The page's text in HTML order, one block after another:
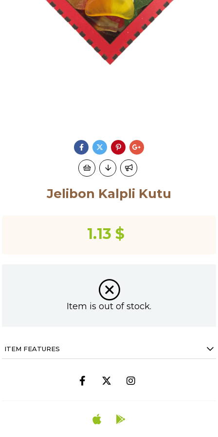
Jelibon Kalpli Kutu
1.13 $
Item is out of stock.
ITEM FEATURES